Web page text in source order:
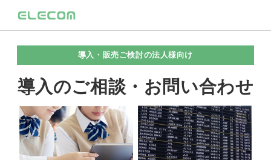
導入・販売ご検討の法人様向け
導入のご相談・お問い合わせ